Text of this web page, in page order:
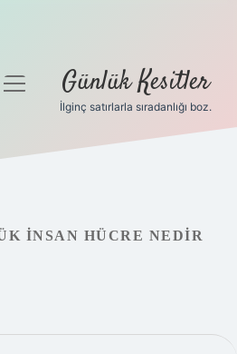
menüyü
Günlük Kesitler
İlginç satırlarla sıradanlığı boz.
INSAN HÜCRE NEDIR